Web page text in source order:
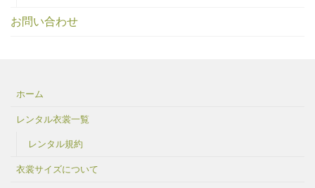
お問い合わせ
ホーム
レンタル衣裳一覧
レンタル規約
衣裳サイズについて